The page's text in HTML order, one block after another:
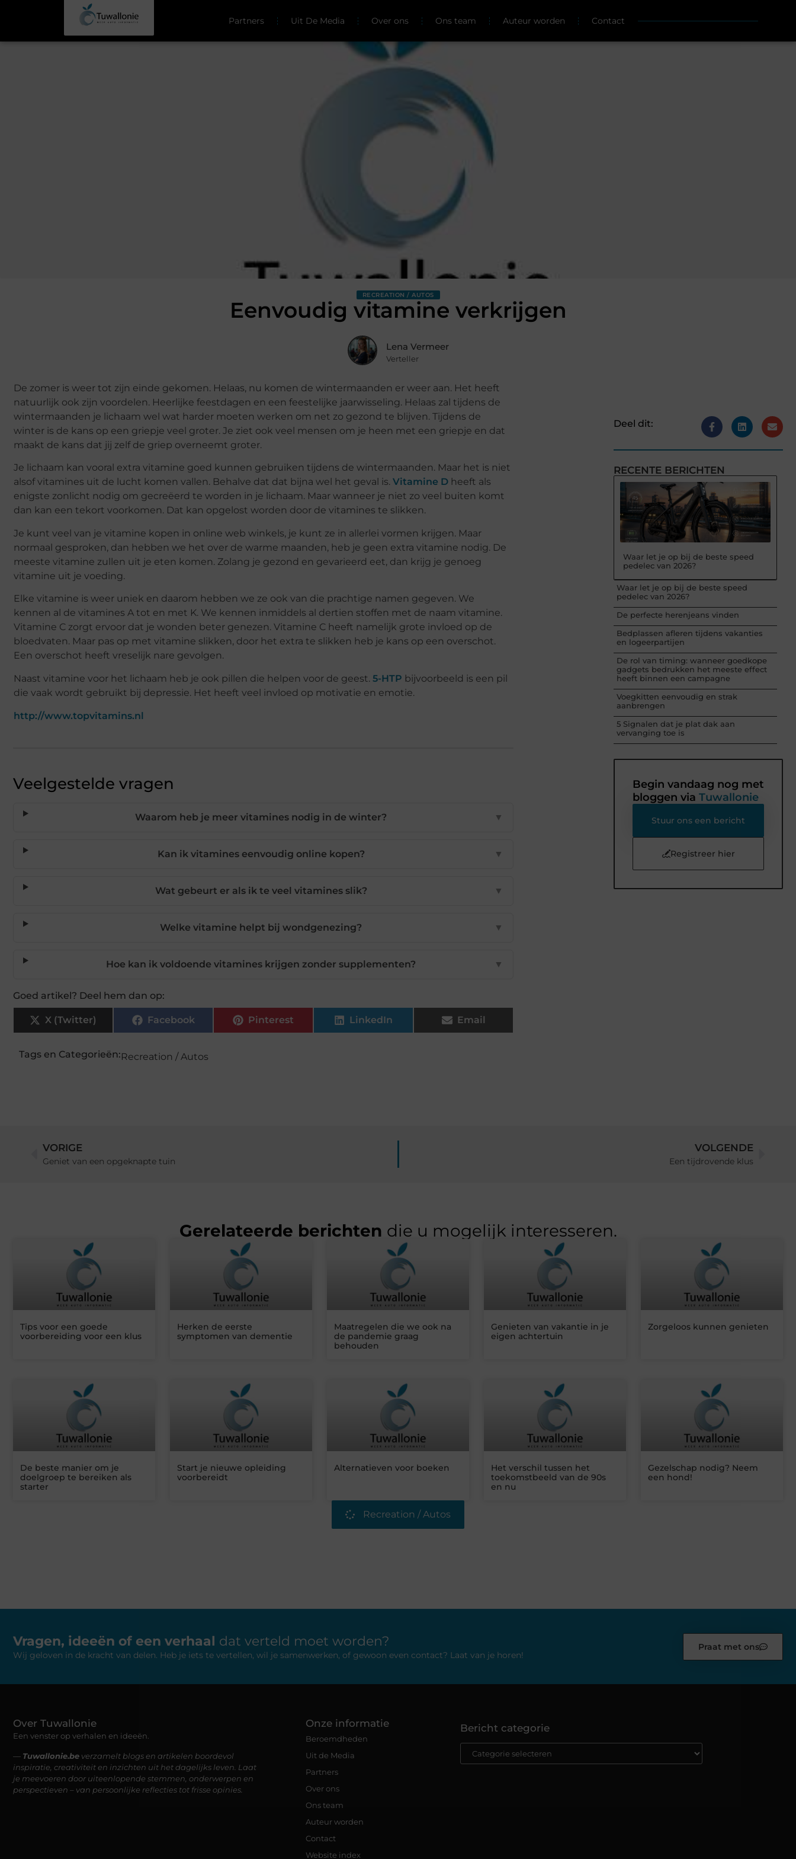
Partners Uit De Media Over ons Ons team Auteur worden Contact
RECREATION / AUTOS
Eenvoudig vitamine verkrijgen
Lena Vermeer
Verteller
De zomer is weer tot zijn einde gekomen. Helaas, nu komen de wintermaanden er weer aan. Het heeft
natuurlijk ook zijn voordelen. Heerlijke feestdagen en een feestelijke jaarwisseling. Helaas zal tijdens de
wintermaanden je lichaam wel wat harder moeten werken om net zo gezond te blijven. Tijdens de
winter is de kans op een griepje veel groter. Je ziet ook veel mensen om je heen met een griepje en dat
maakt de kans dat jij zelf de griep overneemt groter.
Je lichaam kan vooral extra vitamine goed kunnen gebruiken tijdens de wintermaanden. Maar het is niet
alsof vitamines uit de lucht komen vallen. Behalve dat dat bijna wel het geval is. Vitamine D heeft als
enigste zonlicht nodig om gecreëerd te worden in je lichaam. Maar wanneer je niet zo veel buiten komt
dan kan een tekort voorkomen. Dat kan opgelost worden door de vitamines te slikken.
Je kunt veel van je vitamine kopen in online web winkels, je kunt ze in allerlei vormen krijgen. Maar
normaal gesproken, dan hebben we het over de warme maanden, heb je geen extra vitamine nodig. De
meeste vitamine zullen uit je eten komen. Zolang je gezond en gevarieerd eet, dan krijg je genoeg
vitamine uit je voeding.
Elke vitamine is weer uniek en daarom hebben we ze ook van die prachtige namen gegeven. We
kennen al de vitamines A tot en met K. We kennen inmiddels al dertien stoffen met de naam vitamine.
Vitamine C zorgt ervoor dat je wonden beter genezen. Vitamine C heeft namelijk grote invloed op de
bloedvaten. Maar pas op met vitamine slikken, door het extra te slikken heb je kans op een overschot.
Een overschot heeft vreselijk nare gevolgen.
Naast vitamine voor het lichaam heb je ook pillen die helpen voor de geest. 5-HTP bijvoorbeeld is een pil
die vaak wordt gebruikt bij depressie. Het heeft veel invloed op motivatie en emotie.
http://www.topvitamins.nl
Veelgestelde vragen
Waarom heb je meer vitamines nodig in de winter? ▼
Kan ik vitamines eenvoudig online kopen? ▼
Wat gebeurt er als ik te veel vitamines slik? ▼
Welke vitamine helpt bij wondgenezing? ▼
Hoe kan ik voldoende vitamines krijgen zonder supplementen? ▼
Goed artikel? Deel hem dan op:
X (Twitter) Facebook Pinterest LinkedIn Email
Tags en Categorieën:Recreation / Autos
Deel dit:
RECENTE BERICHTEN
Waar let je op bij de beste speed
pedelec van 2026?
Waar let je op bij de beste speed
pedelec van 2026?
De perfecte herenjeans vinden
Bedplassen afleren tijdens vakanties
en logeerpartijen
De rol van timing: wanneer goedkope
gadgets bedrukken het meeste effect
heeft binnen een campagne
Voegkitten eenvoudig en strak
aanbrengen
5 Signalen dat je plat dak aan
vervanging toe is
Begin vandaag nog met
bloggen via Tuwallonie
Stuur ons een bericht
Registreer hier
VORIGE
Geniet van een opgeknapte tuin
VOLGENDE
Een tijdrovende klus
Gerelateerde berichten die u mogelijk interesseren.
Tips voor een goede
voorbereiding voor een klus
Herken de eerste
symptomen van dementie
Maatregelen die we ook na
de pandemie graag
behouden
Genieten van vakantie in je
eigen achtertuin
Zorgeloos kunnen genieten
De beste manier om je
doelgroep te bereiken als
starter
Start je nieuwe opleiding
voorbereidt
Alternatieven voor boeken
Het verschil tussen het
toekomstbeeld van de 90s
en nu
Gezelschap nodig? Neem
een hond!
Recreation / Autos
Vragen, ideeën of een verhaal dat verteld moet worden?
Wij geloven in de kracht van delen. Heb je iets te vertellen, wil je samenwerken, of gewoon even contact? Laat van je horen!
Praat met ons
Over Tuwallonie
Een venster op verhalen en ideeën.
— Tuwallonie.be verzamelt blogs en artikelen boordevol
inspiratie, creativiteit en inzichten uit het dagelijks leven. Laat
je meevoeren door uiteenlopende stemmen, onderwerpen en
perspectieven – van persoonlijke reflecties tot frisse opinies.
Onze informatie
Beroemdheden
Uit de Media
Partners
Over ons
Ons team
Auteur worden
Contact
Website index
Bericht categorie